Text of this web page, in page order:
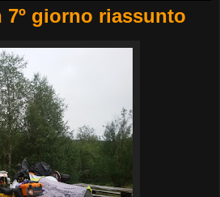
7º giorno riassunto